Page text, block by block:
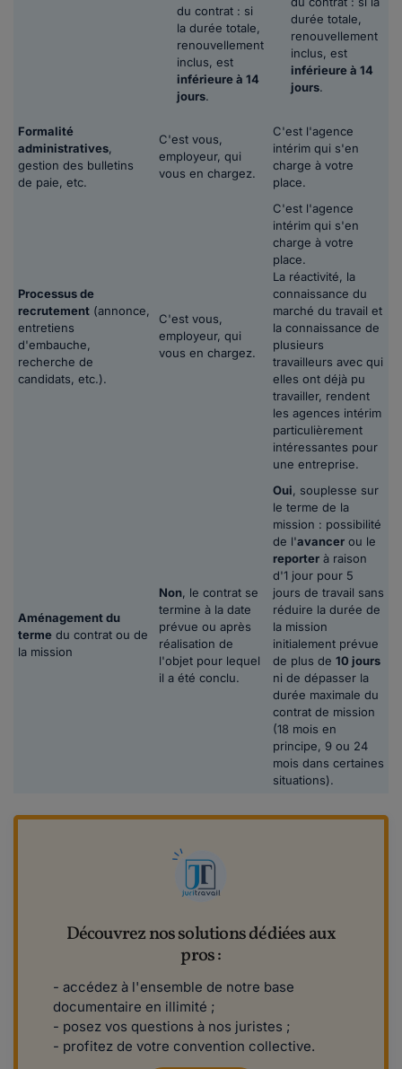
du contrat : si
la durée totale,
renouvellement
inclus, est
inférieure à 14
jours.
durée totale,
renouvellement
inclus, est
inférieure à 14
jours.
Formalité
administratives,
gestion des bulletins
de paie, etc.
C'est vous,
employeur, qui
vous en chargez.
C'est l'agence
intérim qui s'en
charge à votre
place.
Processus de
recrutement (annonce,
entretiens
d'embauche,
recherche de
candidats, etc.).
C'est vous,
employeur, qui
vous en chargez.
C'est l'agence
intérim qui s'en
charge à votre
place.
La réactivité, la
connaissance du
marché du travail et
la connaissance de
plusieurs
travailleurs avec qui
elles ont déjà pu
travailler, rendent
les agences intérim
particulièrement
intéressantes pour
une entreprise.
Aménagement du
terme du contrat ou de
la mission
Non, le contrat se
termine à la date
prévue ou après
réalisation de
l'objet pour lequel
il a été conclu.
Oui, souplesse sur
le terme de la
mission : possibilité
de l'avancer ou le
reporter à raison
d'1 jour pour 5
jours de travail sans
réduire la durée de
la mission
initialement prévue
de plus de 10 jours
ni de dépasser la
durée maximale du
contrat de mission
(18 mois en
principe, 9 ou 24
mois dans certaines
situations).
Découvrez nos solutions dédiées aux
pros :
- accédez à l'ensemble de notre base
documentaire en illimité ;
- posez vos questions à nos juristes ;
- profitez de votre convention collective.